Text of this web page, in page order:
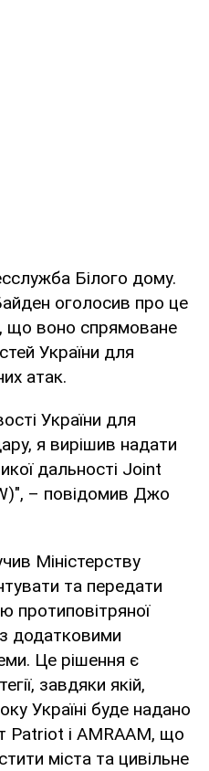
Білого дому.
оголосив про це
що воно спрямоване
України для
атак.
України для
я вирішив надати
дальності Joint
– повідомив Джо
Міністерству
та передати
протиповітряної
додатковими
Це рішення є
завдяки якій,
Україні буде надано
Patriot і AMRAAM, що
міста та цивільне